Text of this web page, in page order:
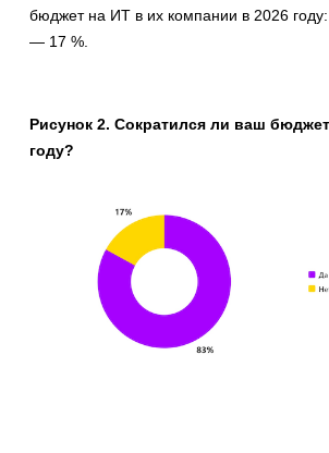
бюджет на ИТ в их компании в 2026
— 17 %.
Рисунок 2. Сократился ли ваш
году?